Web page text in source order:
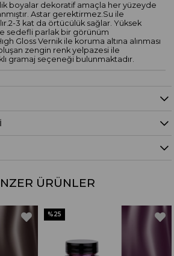
boyalar dekoratif amaçla her yüzeyde
Astar gerektirmez.Su ile
3 kat da örtücülük sağlar. Yüksek
sedefli parlak bir görünüm
Gloss Vernik ile koruma altına alınması
zengin renk yelpazesi ile
gramaj seçeneği bulunmaktadır.
ÜRÜNLER